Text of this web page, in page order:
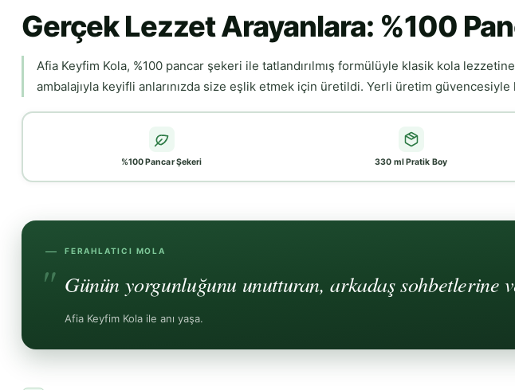
Gerçek Lezzet Arayanlara: %100
Afia Keyfim Kola, %100 pancar şekeri ile tatlandırılmış formülüyle klasik kola
ambalajıyla keyifli anlarınızda size eşlik etmek için üretildi. Yerli üretim güvencesiyle
%100 Pancar Şekeri 330 ml Pratik Boy
FERAHLATICI MOLA
Günün yorgunluğunu unutturan, arkadaş sohbetlerine
Afia Keyfim Kola ile anı yaşa.